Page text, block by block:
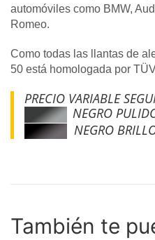
automóviles como BMW,
Romeo.
Como todas las llantas de
50 está homologada por
PRECIO VARIABLE
NEGRO
NEGRO
También te